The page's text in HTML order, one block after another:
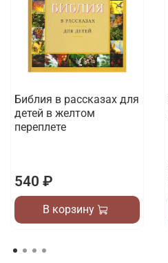
Библия в рассказах для
детей в желтом
переплете
540 ₽
В корзину